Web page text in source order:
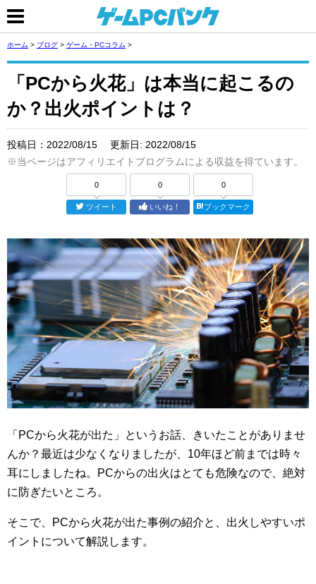
ホーム > ブログ > ゲーム・PCコラム >
「PCから火花」は本当に起こるの
か？出火ポイントは？
投稿日： 2022/08/15 更新日: 2022/08/15
※当ページはアフィリエイトプログラムによる収益を得ています。
0
ツイート
0
いいね！
0
ブックマーク
「PCから火花が出た」というお話、きいたことがありませ
んか？最近は少なくなりましたが、10年ほど前までは時々
耳にしましたね。PCからの出火はとても危険なので、絶対
に防ぎたいところ。
そこで、PCから火花が出た事例の紹介と、出火しやすいポ
イントについて解説します。